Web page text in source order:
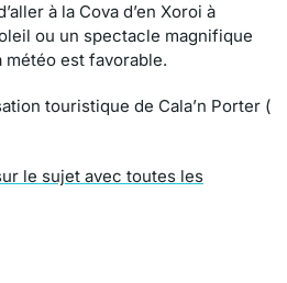
à la Cova d’en Xoroi à
ou un spectacle magnifique
est favorable.
touristique de Cala’n Porter (
le sujet avec toutes les